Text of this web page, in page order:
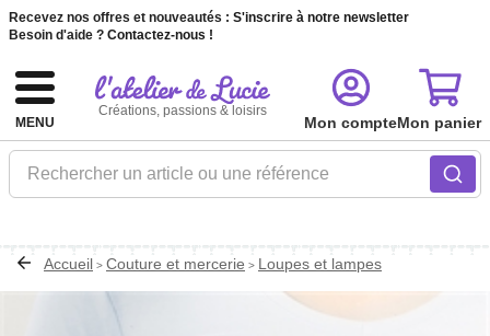
Recevez nos offres et nouveautés : S'inscrire à notre newsletter
Besoin d'aide ? Contactez-nous !
MENU
Créations, passions & loisirs
Rechercher un article ou une référence
Mon compteMon panier
Accueil > Couture et mercerie > Loupes et lampes